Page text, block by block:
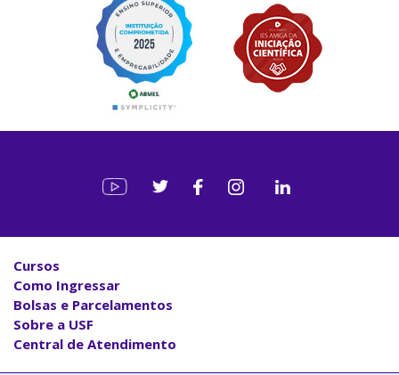
Cursos
Como Ingressar
Bolsas e Parcelamentos
Sobre a USF
Central de Atendimento